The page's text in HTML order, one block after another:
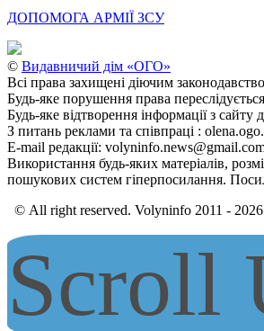
ДОПОМОГА АРМІЇ ЗСУ
© Видавничий дім «ОГО»
Всі права захищені діючим
Будь-яке порушення права
Будь-яке відтворення інформації з
З питань реклами та співпраці :
E-mail редакції:
Використання будь-яких матеріалів,
пошукових систем гіперпосилання.
© All right reserved. Volyninfo 2011 - 2026
Scroll